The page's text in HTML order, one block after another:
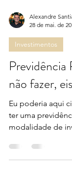
Alexandre
Investimentos
Previdência
não fazer,
Eu poderia aqui
modalidade de
sendo bastante